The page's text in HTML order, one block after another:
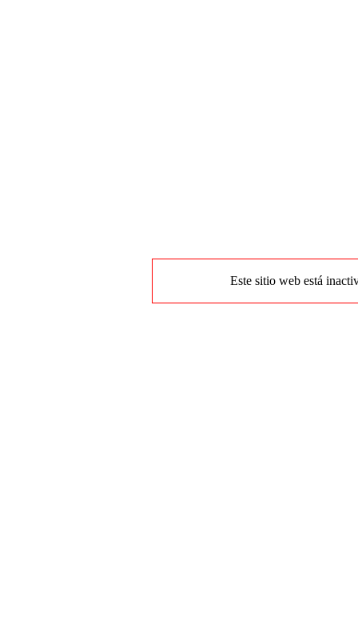
Este sitio web está